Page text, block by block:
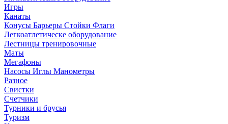
Игры
Канаты
Конусы Барьеры Стойки Флаги
Легкоатлетическе оборудование
Лестницы тренировочные
Маты
Мегафоны
Насосы Иглы Манометры
Разное
Свистки
Счетчики
Турники и брусья
Туризм